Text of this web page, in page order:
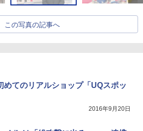
この写真の記事へ
めてのリアルショップ「UQスポッ
2016年9月20日